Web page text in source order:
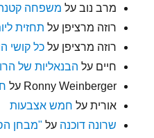
מרב נוב על משפחה
רוזה מרציפן על תחזית
רוזה מרציפן עלכל קושי
חיים על הבנאליות של
Ronny Weinberger על
אורית על חמש אצבעות
שרונה דוכנה על "מבחן